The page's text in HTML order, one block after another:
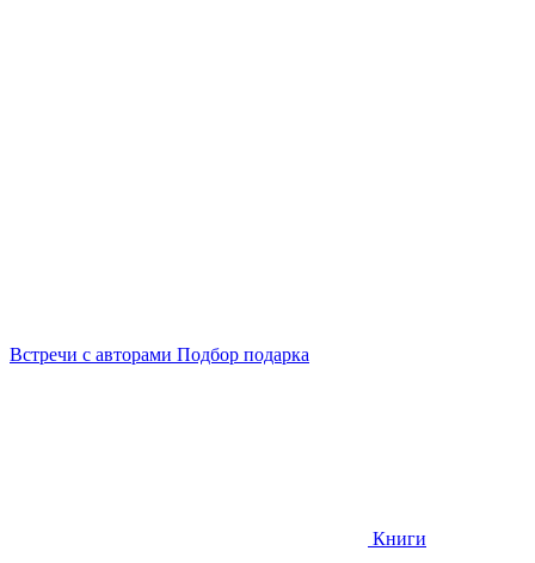
Встречи с авторами Подбор подарка
Книги